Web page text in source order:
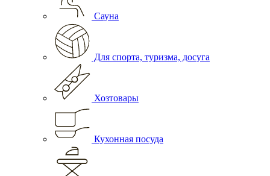
Сауна
Для спорта, туризма, досуга
Хозтовары
Кухонная посуда